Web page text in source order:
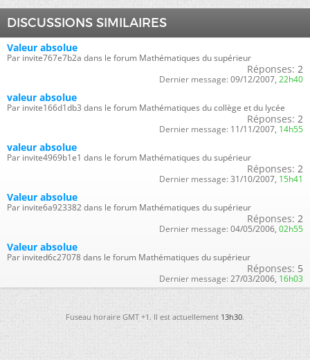
DISCUSSIONS SIMILAIRES
Valeur absolue
Par invite767e7b2a dans le forum Mathématiques du supérieur
Réponses: 2
Dernier message: 09/12/2007, 22h40
valeur absolue
Par invite166d1db3 dans le forum Mathématiques du collège et du lycée
Réponses: 2
Dernier message: 11/11/2007, 14h55
valeur absolue
Par invite4969b1e1 dans le forum Mathématiques du supérieur
Réponses: 2
Dernier message: 31/10/2007, 15h41
Valeur absolue
Par invite6a923382 dans le forum Mathématiques du supérieur
Réponses: 2
Dernier message: 04/05/2006, 02h55
Valeur absolue
Par invited6c27078 dans le forum Mathématiques du supérieur
Réponses: 5
Dernier message: 27/03/2006, 16h03
Fuseau horaire GMT +1. Il est actuellement13h30.